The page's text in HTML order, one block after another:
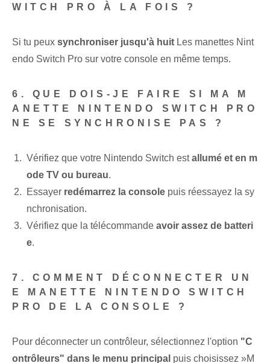
WITCH PRO À LA FOIS ?
Si tu peux synchroniser jusqu'à huit Les manettes Nint
endo Switch​ Pro sur votre console en même temps.
6. QUE DOIS-JE FAIRE SI MA M
ANETTE NINTENDO SWITCH PRO
NE SE SYNCHRONISE PAS ?
Vérifiez que votre Nintendo Switch estallumé et en m
ode TV ou bureau.
Essayer redémarrez la console puis⁢ réessayez la sy
nchronisation.
Vérifiez que la télécommande avoir assez de batteri
e.
7. COMMENT DÉCONNECTER UN
E MANETTE NINTENDO SWITCH
PRO DE LA CONSOLE ?
Pour déconnecter un contrôleur, sélectionnez l'⁤option‍ "C
ontrôleurs" dans le menu principal ⁣puis choisissez ⁤»M